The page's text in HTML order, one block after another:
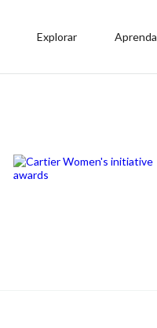
Explorar Aprenda